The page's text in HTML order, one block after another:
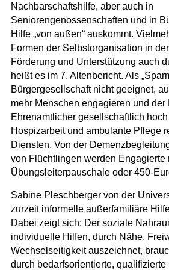
Nachbarschaftshilfe, aber auch in
Seniorengenossenschaften und in
Hilfe „von außen“ auskommt.
Formen der Selbstorganisation in
Förderung und Unterstützung auch
heißt es im 7. Altenbericht. Als
Bürgergesellschaft nicht geeignet,
mehr Menschen engagieren und der
Ehrenamtlicher gesellschaftlich
Hospizarbeit und ambulante Pflege
Diensten. Von der
von Flüchtlingen werden Engagierte
Übungsleiterpauschale oder 450-
Sabine Pleschberger von der
zurzeit informelle außerfamiliäre
Dabei zeigt sich: Der soziale
individuelle Hilfen, durch Nähe,
Wechselseitigkeit auszeichnet,
durch bedarfsorientierte,